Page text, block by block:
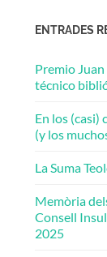
ENTRADES
Premio
técnico
En los (casi)
(y los
La Suma
Memòria
Consell
2025